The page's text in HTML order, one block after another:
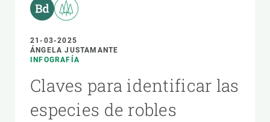
21-03-2025
ÁNGELA JUSTAMANTE
INFOGRAFÍA
Claves para identificar las
especies de robles